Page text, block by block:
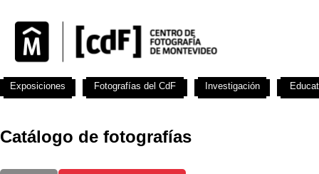
Catálogo de fotografías
Exposiciones Fotografías del CdF Investigación